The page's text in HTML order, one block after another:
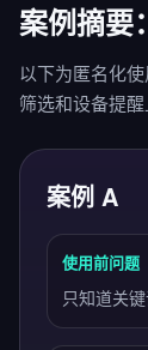
案例摘要
以下为匿名化
筛选和设备提醒
案例 A
使用前问题
只知道关